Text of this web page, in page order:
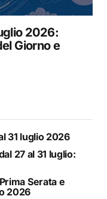
2026:
Giorno e
31 luglio 2026
27 al 31 luglio:
Serata e
2026